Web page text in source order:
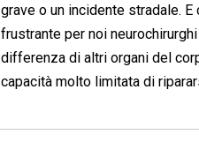
grave o un incidente stradale. E
frustrante per noi
differenza di altri organi del
capacità molto limitata di